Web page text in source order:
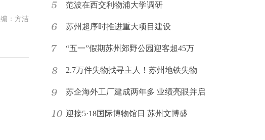
：方洁
范波在西交利物浦大学调研
苏州超序时推进重大项目建设
“五一”假期苏州郊野公园迎客超45万
2.7万件失物找寻主人！苏州地铁失物
苏企海外工厂建成两年多 业绩亮眼并启
迎接5·18国际博物馆日 苏州文博盛